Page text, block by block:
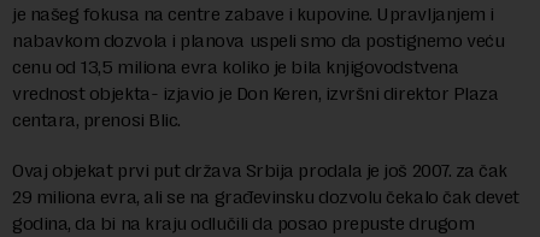
je našeg fokusa na centre zabave i kupovine. Upravljanjem i
nabavkom dozvola i planova uspeli smo da postignemo veću
cenu od 13,5 miliona evra koliko je bila knjigovodstvena
vrednost objekta- izjavio je Don Keren, izvršni direktor Plaza
centara, prenosi Blic.
Ovaj objekat prvi put država Srbija prodala je još 2007. za čak
29 miliona evra, ali se na građevinsku dozvolu čekalo čak devet
godina, da bi na kraju odlučili da posao prepuste drugom